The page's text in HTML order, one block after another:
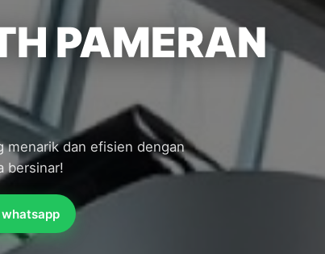
PAMERAN
menarik dan efisien dengan
bersinar!